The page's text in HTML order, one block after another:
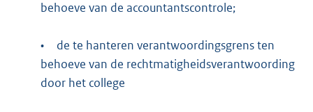
behoeve van de accountantscontrole;
•
de te hanteren verantwoordingsgrens ten
behoeve van de rechtmatigheidsverantwoording
door het college